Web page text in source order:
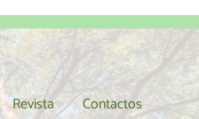
Revista Contactos